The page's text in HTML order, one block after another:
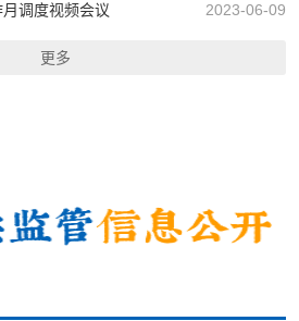
调度视频会议 2023-06-09
更多